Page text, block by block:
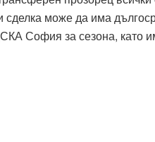
сделка може да има
София за сезона, като